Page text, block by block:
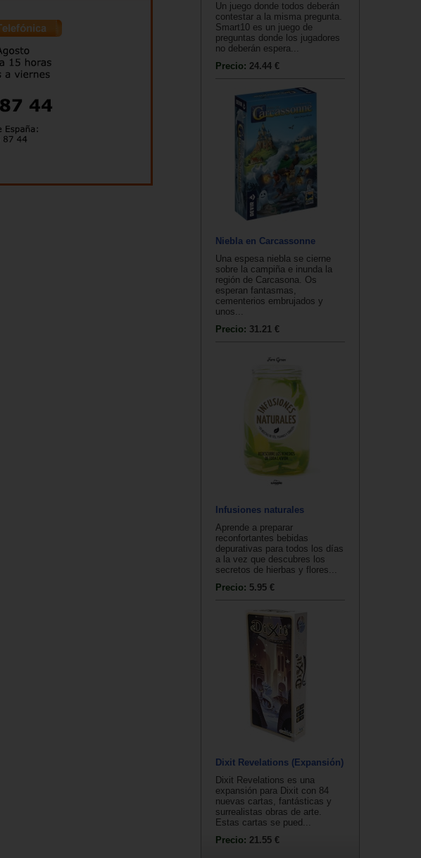
Un juego donde todos deberán
contestar a la misma pregunta.
Smart10 es un juego de
preguntas donde los jugadores
no deberán espera...
Precio: 24.44 €
Niebla en Carcassonne
Una espesa niebla se cierne
sobre la campiña e inunda la
región de Carcasona. Os
esperan fantasmas,
cementerios embrujados y
unos...
Precio: 31.21 €
Infusiones naturales
Aprende a preparar
reconfortantes bebidas
depurativas para todos los días
a la vez que descubres los
secretos de hierbas y flores...
Precio: 5.95 €
Dixit Revelations (Expansión)
Dixit Revelations es una
expansión para Dixit con 84
nuevas cartas, fantásticas y
surrealistas obras de arte.
Estas cartas se pued...
Precio: 21.55 €